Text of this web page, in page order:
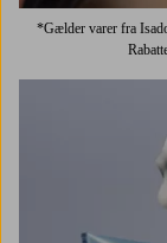
*Gælder varer fra